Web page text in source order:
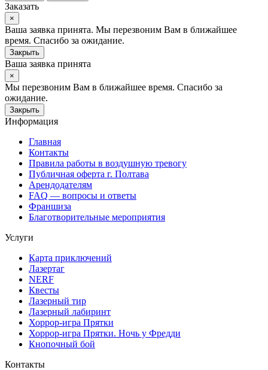
Заказать
×
Ваша заявка принята. Мы перезвоним Вам в ближайшее
время. Спасибо за ожидание.
Закрыть
Ваша заявка принята
×
Мы перезвоним Вам в ближайшее время. Спасибо за
ожидание.
Закрыть
Информация
Главная
Контакты
Правила работы в воздушную тревогу
Публичная оферта г. Полтава
Арендодателям
FAQ — вопросы и ответы
Франшиза
Благотворительные мероприятия
Услуги
Карта приключений
Лазертаг
NERF
Квесты
Лазерный тир
Лазерный лабиринт
Хоррор-игра Прятки
Хоррор-игра Прятки. Ночь у Фредди
Кнопочный бой
Контакты